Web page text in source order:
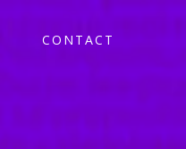
CONTACT